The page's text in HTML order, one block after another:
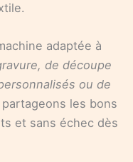
adaptée à
de découpe
ou de
les bons
et sans échec dès